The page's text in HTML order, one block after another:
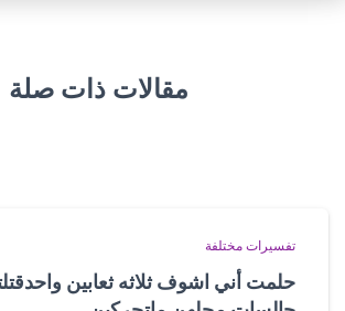
مقالات ذات صلة
تفسيرات مختلفة
حلمت أني اشوف ثلاثه ثعابين